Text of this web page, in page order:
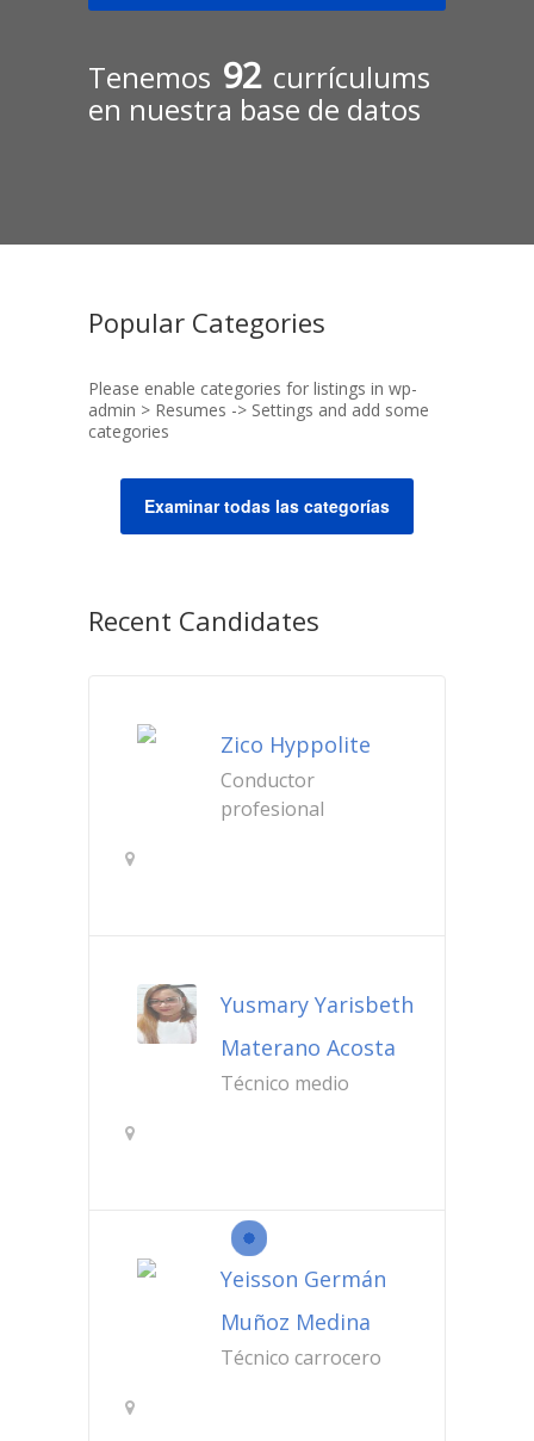
Tenemos 92 currículums
en nuestra base de datos
Popular Categories
Please enable categories for listings in wp-
admin > Resumes -> Settings and add some
categories
Examinar todas las categorías
Recent Candidates
Zico Hyppolite
Conductor
profesional
Yusmary Yarisbeth
Materano Acosta
Técnico medio
Yeisson Germán
Muñoz Medina
Técnico carrocero